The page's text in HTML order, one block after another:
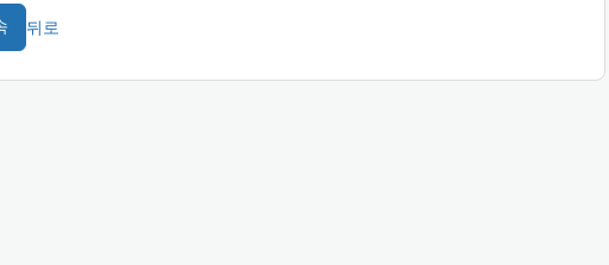
뒤로